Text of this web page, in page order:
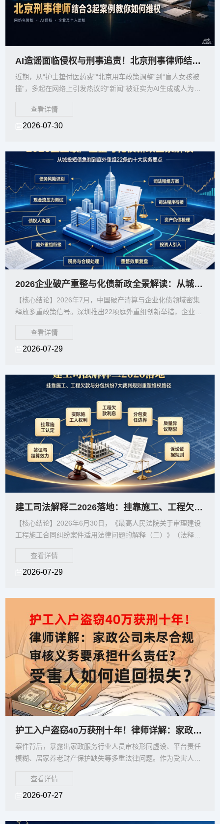
AI造谣面临侵权与刑事追责！北京刑事律师结合3起案例教你4步维权
近期，从“护士垫付医药费”“北京用车政策调整”到“盲人女孩被
撞”，多起在网络上引发热议的“新闻”被证实为AI生成或人为摆
查看详情
2026-07-30
2026企业破产重整与化债新政全景解读：从城投短债急刹到庭外重组22条的十大实务
【核心结论】2026年7月，中国破产清算与企业化债领域密集
释放多重政策信号。深圳推出22项庭外重组创新举措，企业破
查看详情
2026-07-29
建工司法解释二2026落地：挂靠施工、工程欠款与分包纠纷7大裁判规则重塑维权路径
【核心结论】2026年6月30日，《最高人民法院关于审理建设
工程施工合同纠纷案件适用法律问题的解释（二）》（法释
查看详情
2026-07-29
护工入户盗窃40万获刑十年！律师详解：家政公司未尽合规审核义务要承担什么责任？受
案件背后，暴露出家政服务行业人员审核形同虚设、平台责任
模糊、居家养老财产保护缺失等多重法律问题。作为受害人，
查看详情
2026-07-27